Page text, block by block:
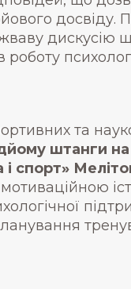
дискусію
та
штанги
і спорт»
мотиваційною